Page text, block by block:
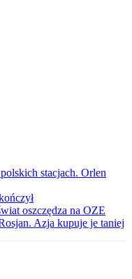
stacjach. Orlen
oszczędza na OZE
Azja kupuje je taniej